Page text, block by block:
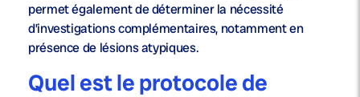
permet également de déterminer la nécessité
d’investigations complémentaires, notamment en
présence de lésions atypiques.
Quel est le protocole de